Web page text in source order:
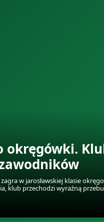
okręgówki.
w jarosławskiej klasie
klub przechodzi wyraźną